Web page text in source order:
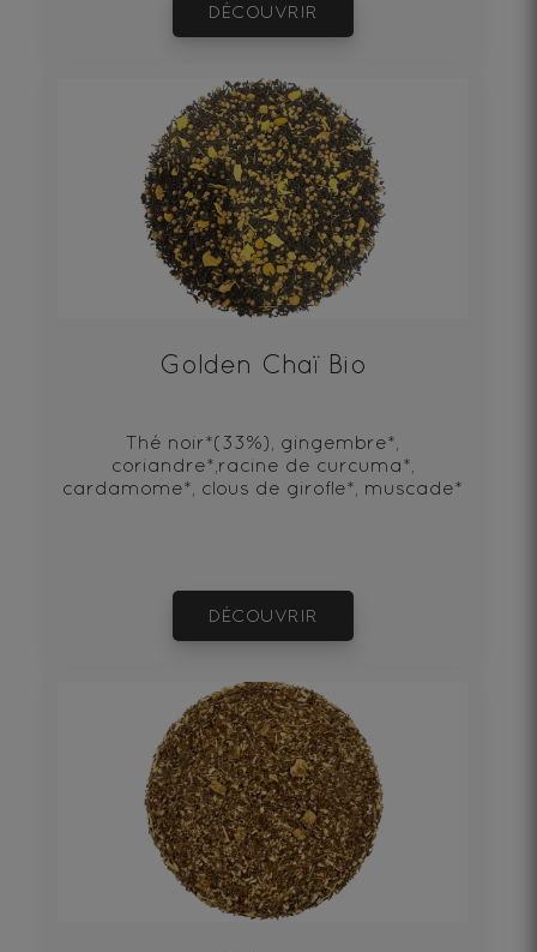
DÉCOUVRIR
Golden Chaï Bio
Thé noir*(33%), gingembre*,
coriandre*,racine de curcuma*,
cardamome*, clous de girofle*, muscade*
DÉCOUVRIR